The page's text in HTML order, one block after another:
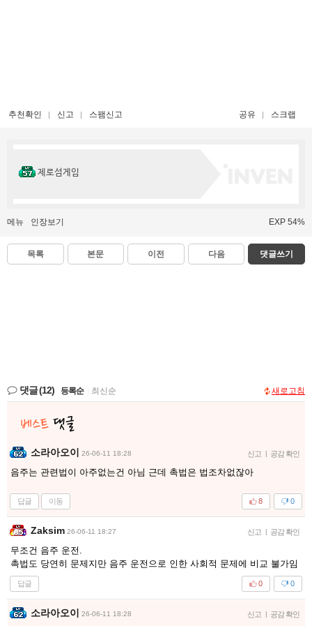
추천확인 신고 스팸신고 공유 스크랩
제로섬게임
메뉴 인장보기 EXP 54%
목록 본문 이전 다음 댓글쓰기
댓글(12) 등록순 최신순 새로고침
소라아오이 26-06-11 18:28 신고 | 공감 확인
음주는 관련법이 아주없는건 아님 근데 촉법은 법조차없잖아
답글 이동 0
8
Zaksim 26-06-11 18:27 신고 | 공감 확인
무조건 음주 운전.
촉법도 당연히 문제지만 음주 운전으로 인한 사회적 문제에 비교 불가임
답글 0
0
소라아오이 26-06-11 18:28 신고 | 공감 확인